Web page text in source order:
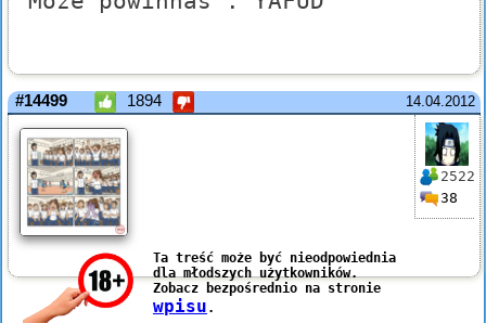
14.04.2012
#14499 1894
2522
38